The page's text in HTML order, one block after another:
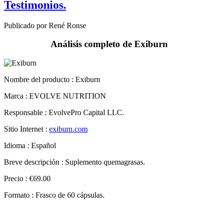
Publicado por René Ronse
Análisis completo de Exiburn
Nombre del producto :
Marca : EVOLVE NUTRITION
Responsable : EvolvePro Capital LLC.
Sitio Internet :exiburn.com
Idioma : Español
Breve descripción : Suplemento quemagrasas.
Precio : €69.00
Formato : Frasco de 60 cápsulas.
Entrega : UPS